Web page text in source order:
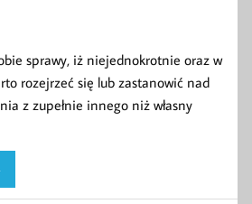
sprawy, iż niejednokrotnie oraz w
rozejrzeć się lub zastanowić nad
z zupełnie innego niż własny